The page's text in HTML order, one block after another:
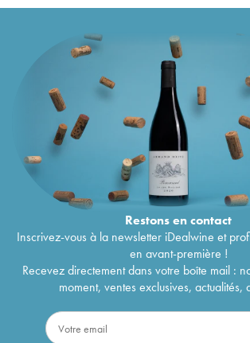
Restons encontact
Inscrivez-vous à la newsletter iDealwine et
en avant-première !
Recevez directement dans votre boîte mail :
moment, ventes exclusives, actualités,